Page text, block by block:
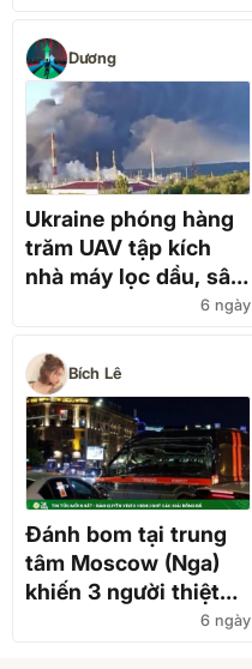
Dương
Ukraine phóng hàng
trăm UAV tập kích
nhà máy lọc dầu, sân
bay chiến lược Nga6 ngày
Bích Lê
Đánh bom tại trung
tâm Moscow (Nga)
khiến 3 người thiệt
6 ngày